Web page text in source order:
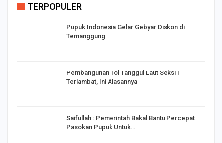
TERPOPULER
Pupuk Indonesia Gelar Gebyar Diskon di
Temanggung
Pembangunan Tol Tanggul Laut Seksi I
Terlambat, Ini Alasannya
Saifullah : Pemerintah Bakal Bantu Percepat
Pasokan Pupuk Untuk…